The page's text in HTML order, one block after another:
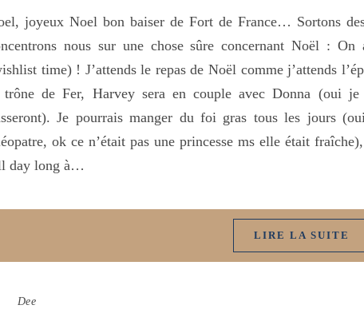
joyeux Noel bon baiser de Fort de France… Sortons
nous sur une chose sûre concernant Noël :
time) ! J’attends le repas de Noël comme j’attends
de Fer, Harvey sera en couple avec Donna (oui je
Je pourrais manger du foi gras tous les jours
ok ce n’était pas une princesse ms elle était
day long à…
LIRE LA SUITE
Dee